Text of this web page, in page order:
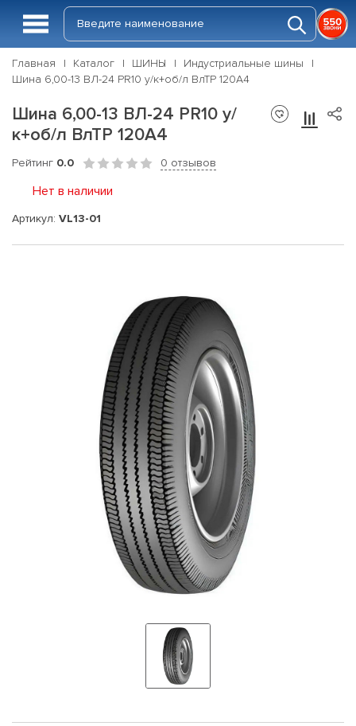
Главная Каталог ШИНЫ
Индустриальные шины
Шина 6,00-13 ВЛ-24 PR10 у/к+об/л ВлТР 120A4
Шина 6,00-13 ВЛ-24 PR10 у/
к+об/л ВлТР 120A4
Рейтинг 0.0 0 отзывов
Нет в наличии
Артикул: VL13-01